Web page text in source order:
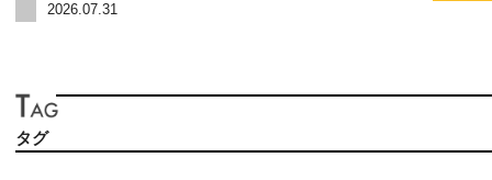
2026.07.31
タグ